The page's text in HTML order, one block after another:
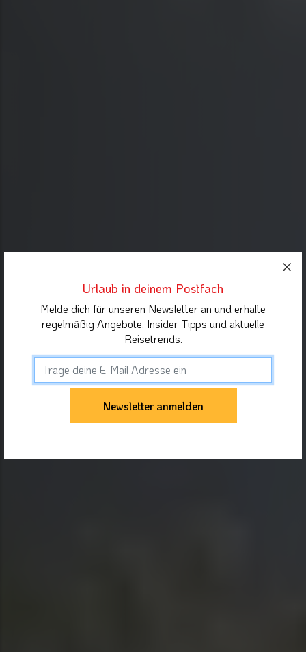
Urlaub in deinem Postfach
Melde dich für unseren Newsletter an und erhalte
regelmäßig Angebote, Insider-Tipps und aktuelle
Reisetrends.